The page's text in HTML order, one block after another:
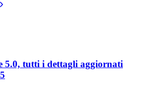
5.0, tutti i dettagli aggiornati